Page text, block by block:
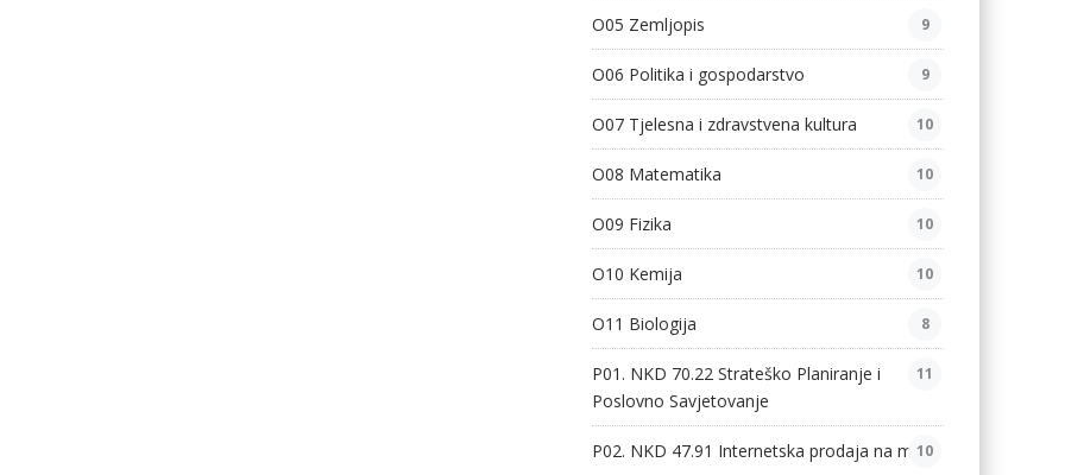
O05 Zemljopis 9
O06 Politika i gospodarstvo 9
O07 Tjelesna i zdravstvena kultura 10
O08 Matematika 10
O09 Fizika 10
O10 Kemija 10
O11 Biologija 8
P01. NKD 70.22 Strateško Planiranje i
Poslovno Savjetovanje
11
P02. NKD 47.91 Internetska prodaja na malo
10